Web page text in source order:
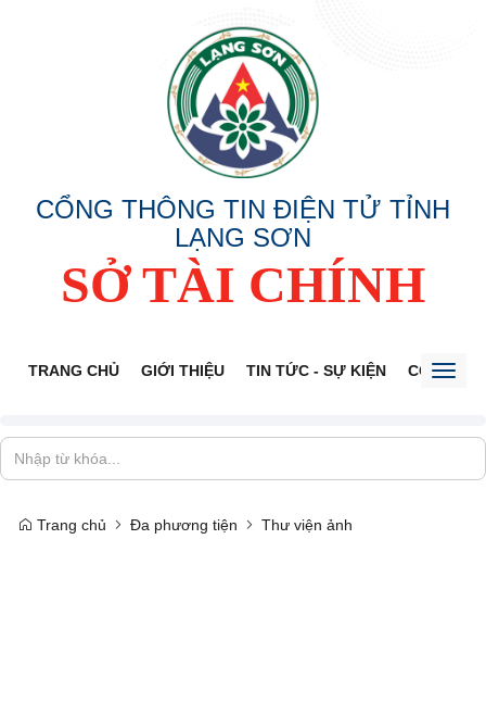
CỔNG THÔNG TIN ĐIỆN TỬ TỈNH
LẠNG SƠN
SỞ TÀI CHÍNH
TRANG CHỦ GIỚI THIỆU TIN TỨC - SỰ KIỆN CÔNG
Trang chủ Đa phương tiện Thư viện ảnh